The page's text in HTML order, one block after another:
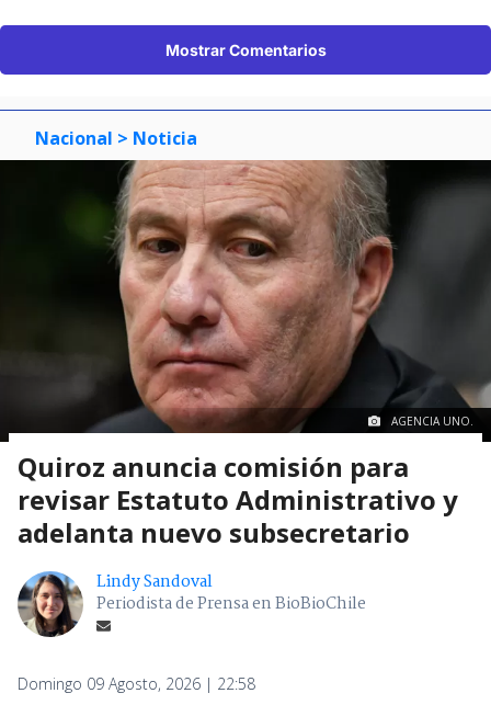
Mostrar Comentarios
Nacional > Noticia
AGENCIA UNO.
Quiroz anuncia comisión para
revisar Estatuto Administrativo y
adelanta nuevo subsecretario
Lindy Sandoval
Periodista de Prensa en BioBioChile
Domingo 09 Agosto, 2026 | 22:58